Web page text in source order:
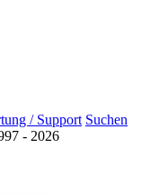
/ Support Suchen
- 2026